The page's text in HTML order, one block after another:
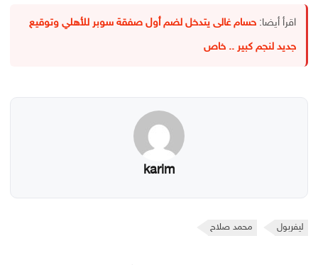
اقرأ أيضا: حسام غالى يتدخل لضم أول صفقة سوبر للأهلي وتوقيع
جديد لنجم كبير .. خاص
karim
ليفربول محمد صلاح